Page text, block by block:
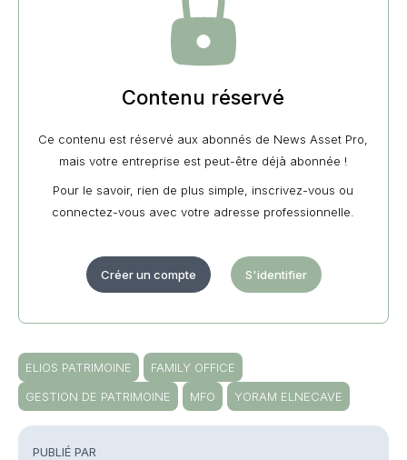
PUBLIÉ PAR
Contenu réservé
Ce contenu est réservé aux abonnés de News Asset Pro,
mais votre entreprise est peut-être déjà abonnée !
Pour le savoir, rien de plus simple, inscrivez-vous ou
connectez-vous avec votre adresse professionnelle.
Créer un compte S'identifier
ELIOS PATRIMOINE
FAMILY OFFICE
GESTION DE PATRIMOINE
MFO YORAM ELNECAVE